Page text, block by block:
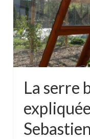
La serre